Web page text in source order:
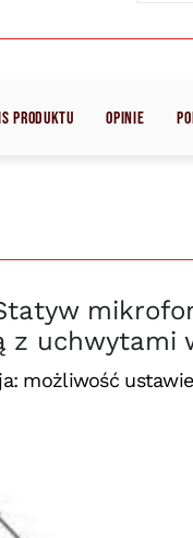
produktu Opinie
z uchwytami
możliwość